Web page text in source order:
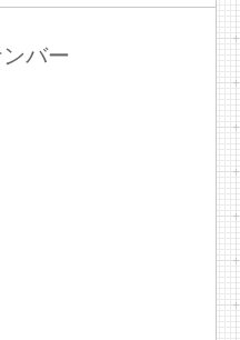
バー